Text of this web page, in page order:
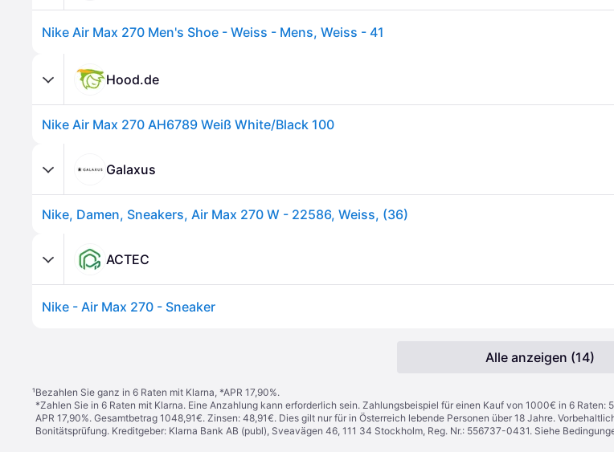
Nike Air Max 270 Men's Shoe - Weiss - Mens, Weiss - 41
Hood.de
Nike Air Max 270 AH6789 Weiß White/Black 100
Galaxus
Nike, Damen, Sneakers, Air Max 270 W - 22586, Weiss, (36)
ACTEC
Nike - Air Max 270 - Sneaker
Alle anzeigen (14)
¹Bezahlen Sie ganz in 6 Raten mit Klarna, *APR 17,90%.
*Zahlen Sie in 6 Raten mit Klarna. Eine Anzahlung kann erforderlich sein. Zahlungsbeispiel für einen Kauf von 1000€ in 6
APR 17,90%. Gesamtbetrag 1048,91€. Zinsen: 48,91€. Dies gilt nur für in Österreich lebende Personen über 18 Jahre.
Bonitätsprüfung. Kreditgeber: Klarna Bank AB (publ), Sveavägen 46, 111 34 Stockholm, Reg. Nr.: 556737-0431. Siehe